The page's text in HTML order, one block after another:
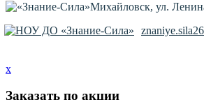
Михайловск, ул.
x
Заказать по акции